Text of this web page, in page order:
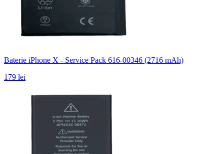
Baterie iPhone X - Service Pack 616-00346 (2716 mAh)
179 lei